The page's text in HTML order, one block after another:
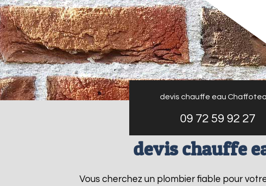
devis chauffe eau
09 72 59 92 27
devis chauffe
Vous cherchez un plombier fiable pour